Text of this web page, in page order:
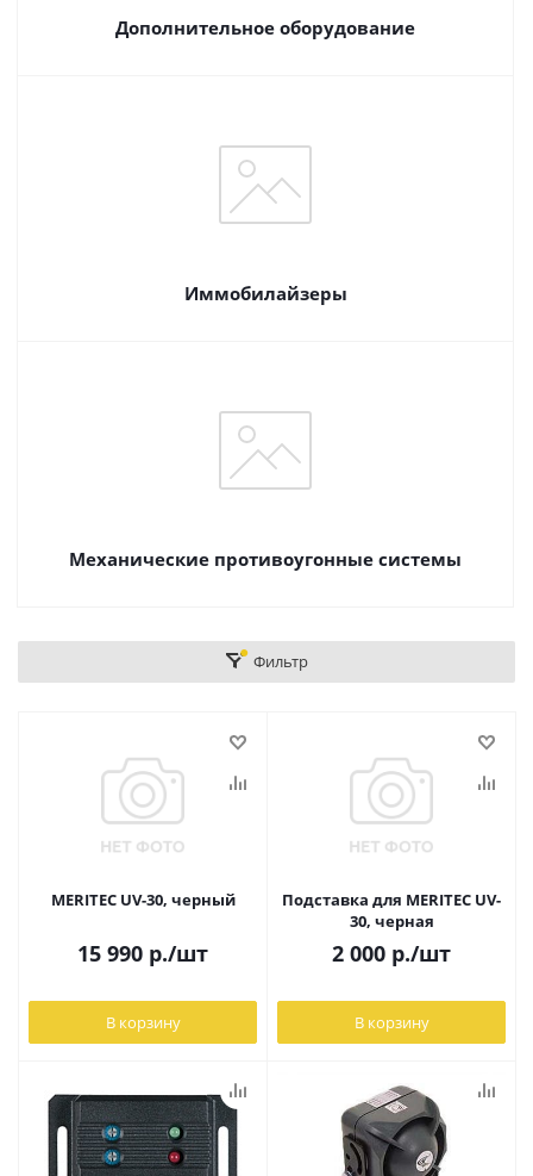
Дополнительное оборудование
Иммобилайзеры
Механические противоугонные системы
Фильтр
MERITEC UV-30, черный
15 990 р./шт
В корзину
Подставка для MERITEC UV-
30, черная
2 000 р./шт
В корзину